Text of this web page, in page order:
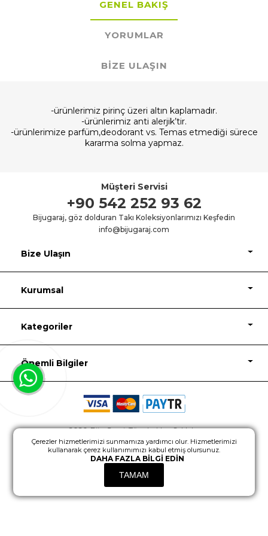
Fiyat İçin Üye Girişi Yapınız
GENEL BAKIŞ
YORUMLAR
BIZE ULAŞIN
-ürünlerimiz pirinç üzeri altın kaplamadır.
-ürünlerimiz anti alerjik’tir.
-ürünlerimize parfüm,deodorant vs. Temas etmediği sürece
kararma solma yapmaz.
Müşteri Servisi
+90 542 252 93 62
Bijugaraj, göz dolduran Takı Koleksiyonlarımızı Keşfedin
info@bijugaraj.com
Bize Ulaşın
Kurumsal
Kategoriler
Önemli Bilgiler
2026, Biju Garaj, Tüm hakları Saklıdır.
Powered bynopCommerce Design
Çerezler hizmetlerimizi sunmamıza yardımcı olur. Hizmetlerimizi
kullanarak çerez kullanımımızı kabul etmiş olursunuz.
DAHA FAZLA BILGI EDIN
TAMAM